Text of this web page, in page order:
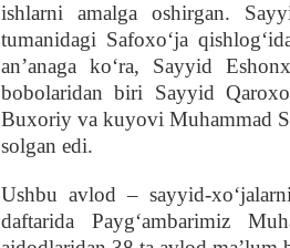
ishlarni amalga oshirgan.
tumanidagi Safoxoʻja
anʼanaga koʻra, Sayyid
bobolaridan biri Sayyid
Buxoriy va kuyovi Muhammad
solgan edi.
Ushbu avlod – sayyid-
daftarida Paygʻambarimiz